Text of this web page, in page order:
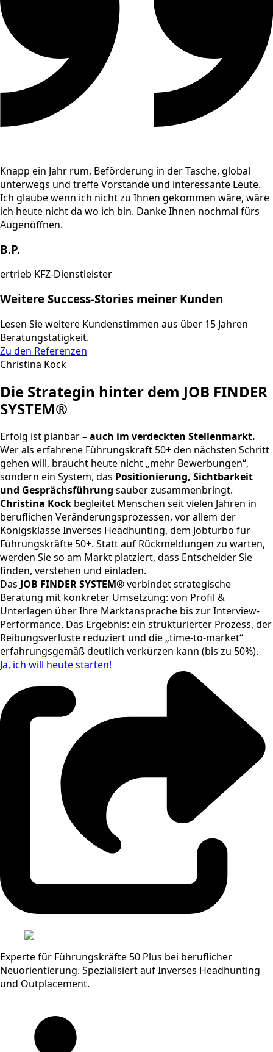
Knapp ein Jahr rum, Beförderung in der Tasche, global
unterwegs und treffe Vorstände und interessante Leute.
Ich glaube wenn ich nicht zu Ihnen gekommen wäre, wäre
ich heute nicht da wo ich bin. Danke Ihnen nochmal fürs
Augenöffnen.
B.P.
ertrieb KFZ-Dienstleister
Weitere Success-Stories meiner Kunden
Lesen Sie weitere Kundenstimmen aus über 15 Jahren
Beratungstätigkeit.
Zu den Referenzen
Christina Kock
Die Strategin hinter dem JOB FINDER
SYSTEM®
Erfolg ist planbar –auch im verdeckten Stellenmarkt.
Wer als erfahrene Führungskraft 50+ den nächsten Schritt
gehen will, braucht heute nicht „mehr Bewerbungen“,
sondern ein System, das Positionierung, Sichtbarkeit
und Gesprächsführung sauber zusammenbringt.
Christina Kock begleitet Menschen seit vielen Jahren in
beruflichen Veränderungsprozessen, vor allem der
Königsklasse Inverses Headhunting, dem Jobturbo für
Führungskräfte 50+. Statt auf Rückmeldungen zu warten,
werden Sie so am Markt platziert, dass Entscheider Sie
finden, verstehen und einladen.
Das JOB FINDER SYSTEM®verbindet strategische
Beratung mit konkreter Umsetzung: von Profil &
Unterlagen über Ihre Marktansprache bis zur Interview-
Performance. Das Ergebnis: ein strukturierter Prozess, der
Reibungsverluste reduziert und die „time-to-market“
erfahrungsgemäß deutlich verkürzen kann (bis zu 50%).
Ja, ich will heute starten!
Experte für Führungskräfte 50 Plus bei beruflicher
Neuorientierung. Spezialisiert auf Inverses Headhunting
und Outplacement.